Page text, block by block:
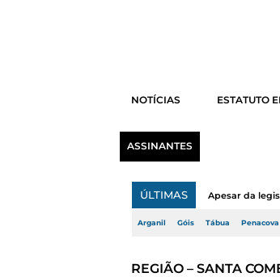
NOTÍCIAS ESTATUTO
ASSINANTES
ÚLTIMAS Apesar da
Arganil Góis Tábua Penacova
REGIÃO – SANTA